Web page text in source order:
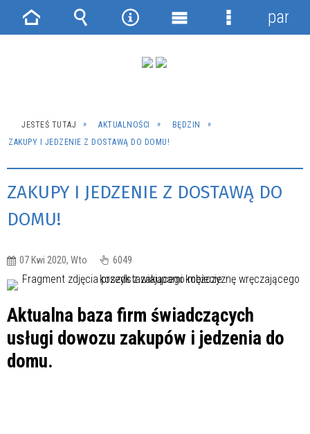
JESTEŚ TUTAJ AKTUALNOŚCI
BĘDZIN
ZAKUPY I JEDZENIE Z DOSTAWĄ DO DOMU!
ZAKUPY I JEDZENIE Z DOSTAWĄ DO
DOMU!
07 Kwi 2020, Wto 6049
Aktualna baza firm świadczących
usługi dowozu zakupów i jedzenia do
domu.
Strona Wyszukiwarka
NarzędziaMenu
Menu
panel